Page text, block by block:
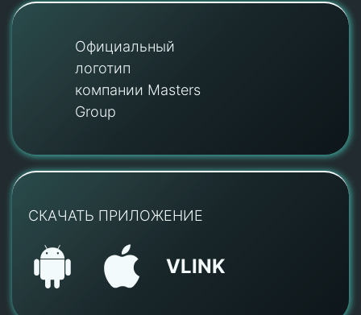
Официальный
логотип
компании Masters
Group
СКАЧАТЬ ПРИЛОЖЕНИЕ
VLINK